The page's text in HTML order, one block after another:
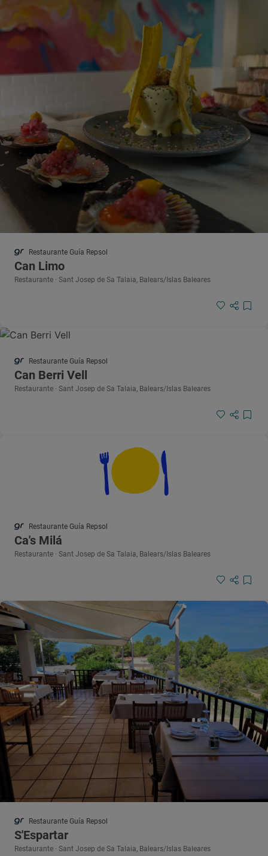
Restaurante Guía Repsol
Can Limo
Restaurante · Sant Josep de Sa Talaia, Balears/Islas Baleares
Restaurante Guía Repsol
Can Berri Vell
Restaurante · Sant Josep de Sa Talaia, Balears/Islas Baleares
Restaurante Guía Repsol
Ca's Milá
Restaurante · Sant Josep de Sa Talaia, Balears/Islas Baleares
Restaurante Guía Repsol
S'Espartar
Restaurante · Sant Josep de Sa Talaia, Balears/Islas Baleares